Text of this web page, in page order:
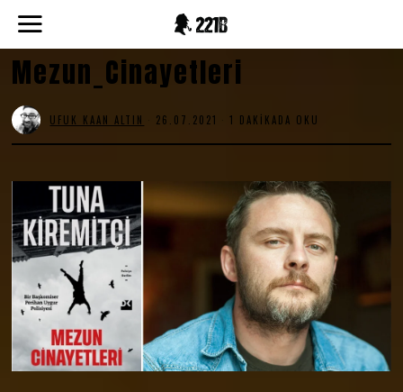
Mezun_Cinayetleri
UFUK KAAN ALTIN 26.07.2021 1 DAKIKADA OKU